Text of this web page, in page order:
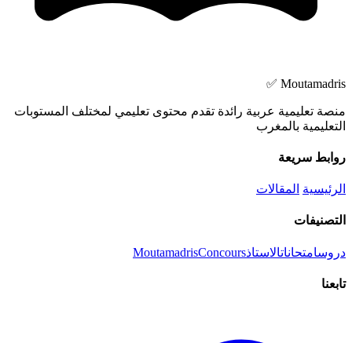
Moutamadris ✅
منصة تعليمية عربية رائدة تقدم محتوى تعليمي لمختلف المستوبات
التعليمية بالمغرب
روابط سريعة
الرئيسية المقالات
التصنيفات
دروسامتحاناتالاستاذ MoutamadrisConcours
تابعنا